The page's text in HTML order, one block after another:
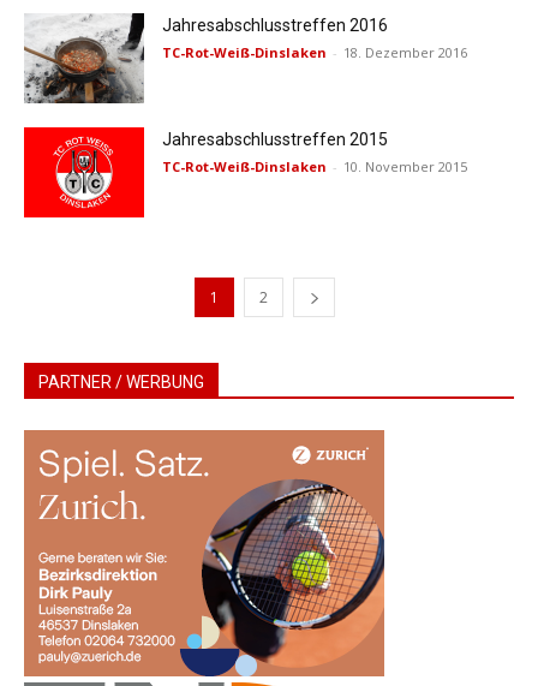
Jahresabschlusstreffen 2016
TC-Rot-Weiß-Dinslaken - 18. Dezember 2016
Jahresabschlusstreffen 2015
TC-Rot-Weiß-Dinslaken - 10. November 2015
1 2
PARTNER / WERBUNG